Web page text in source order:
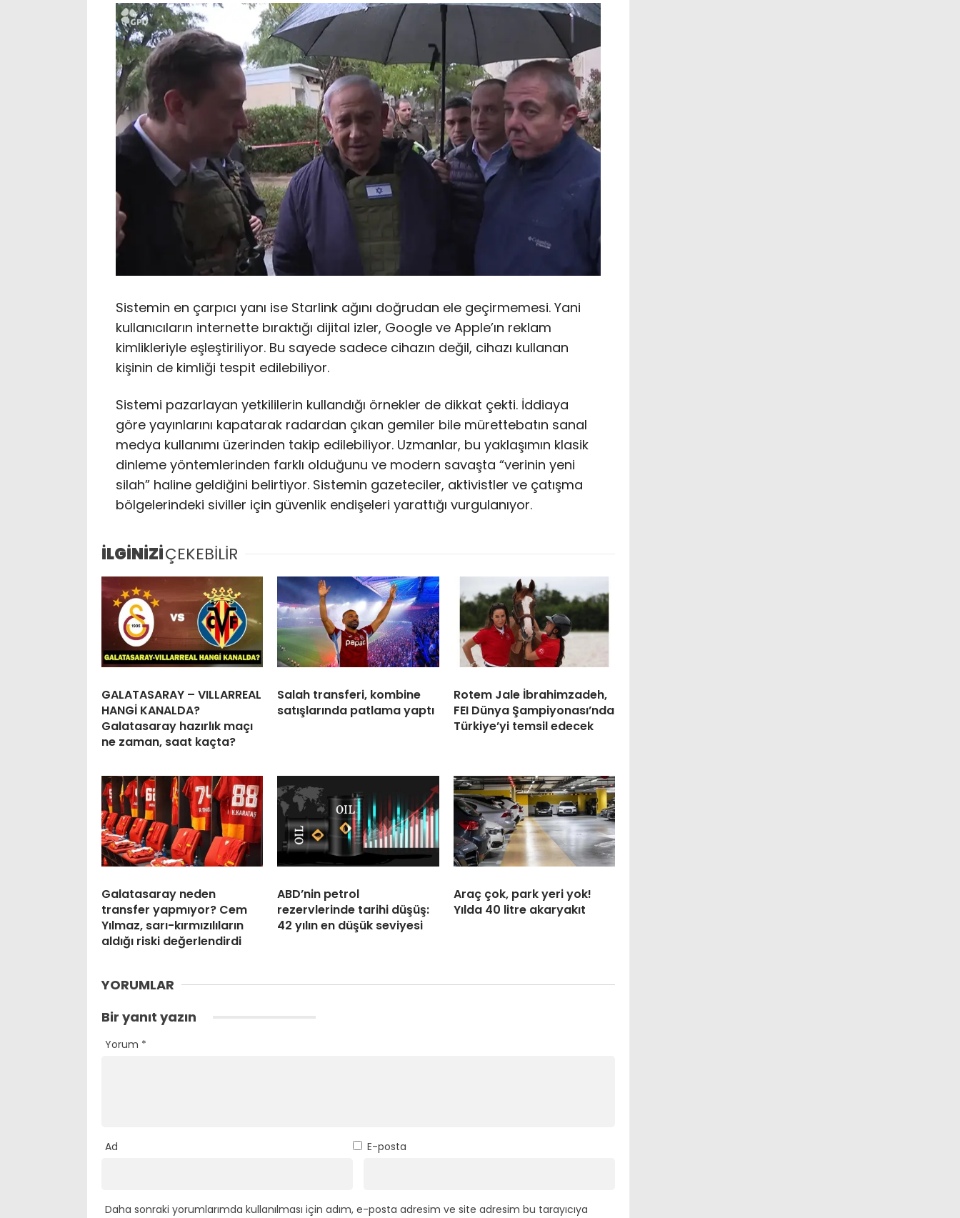
Sistemin en çarpıcı yanı ise Starlink ağını doğrudan ele geçirmemesi. Yani
kullanıcıların internette bıraktığı dijital izler, Google ve Apple’ın reklam
kimlikleriyle eşleştiriliyor. Bu sayede sadece cihazın değil, cihazı kullanan
kişinin de kimliği tespit edilebiliyor.
Sistemi pazarlayan yetkililerin kullandığı örnekler de dikkat çekti. İddiaya
göre yayınlarını kapatarak radardan çıkan gemiler bile mürettebatın sanal
medya kullanımı üzerinden takip edilebiliyor. Uzmanlar, bu yaklaşımın klasik
dinleme yöntemlerinden farklı olduğunu ve modern savaşta “verinin yeni
silah” haline geldiğini belirtiyor. Sistemin gazeteciler, aktivistler ve çatışma
bölgelerindeki siviller için güvenlik endişeleri yarattığı vurgulanıyor.
İLGİNİZİÇEKEBİLİR
GALATASARAY – VILLARREAL
HANGİ KANALDA?
Galatasaray hazırlık maçı
ne zaman, saat kaçta?
Salah transferi, kombine
satışlarında patlama yaptı
Rotem Jale İbrahimzadeh,
FEI Dünya Şampiyonası’nda
Türkiye’yi temsil edecek
Galatasaray neden
transfer yapmıyor? Cem
Yılmaz, sarı-kırmızılıların
aldığı riski değerlendirdi
ABD’nin petrol
rezervlerinde tarihi düşüş:
42 yılın en düşük seviyesi
Araç çok, park yeri yok!
Yılda 40 litre akaryakıt
YORUMLAR
Bir yanıt yazın
Yorum *
Ad E-posta
Daha sonraki yorumlarımda kullanılması için adım, e-posta adresim ve site adresim bu tarayıcıya